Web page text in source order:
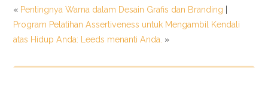
« Pentingnya Warna dalam Desain Grafis dan Branding
Program Pelatihan Assertiveness untuk Mengambil Kendali
atas Hidup Anda: Leeds menanti Anda. »